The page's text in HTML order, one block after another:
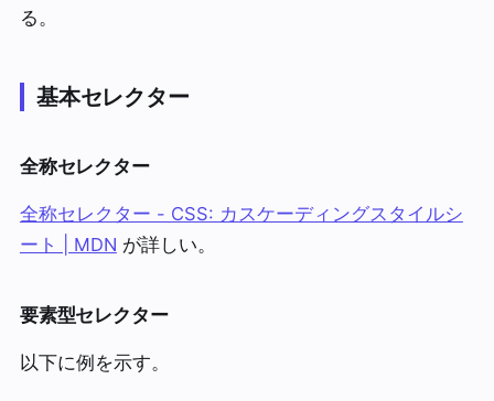
る。
基本セレクター
全称セレクター
全称セレクター - CSS: カスケーディングスタイルシ
ート | MDN が詳しい。
要素型セレクター
以下に例を示す。